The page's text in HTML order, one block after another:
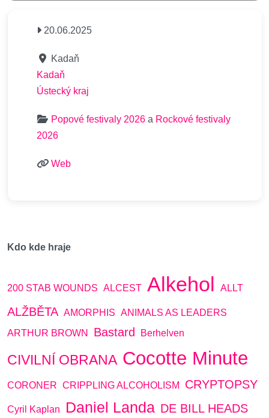
20.06.2025
Kadaň
Kadaň
Ústecký kraj
Popové festivaly 2026 a Rockové festivaly
2026
Web
Kdo kde hraje
200 STAB WOUNDS ALCEST Alkehol ALLT
ALŽBĚTA AMORPHIS ANIMALS AS LEADERS
ARTHUR BROWN
Bastard Berhelven
CIVILNÍ OBRANA Cocotte Minute
CORONER CRIPPLING ALCOHOLISM CRYPTOPSY
Cyril Kaplan Daniel Landa DE BILL HEADS